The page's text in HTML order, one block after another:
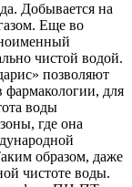
Добывается на
Еще во
чистой водой.
позволяют
фармакологии, для
воды
где она
образом, даже
чистоте воды.